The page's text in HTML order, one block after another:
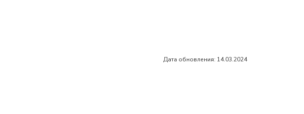
Дата обновления: 14.03.2024